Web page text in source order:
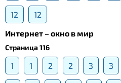
12
12
Интернет – окно в мир
Страница 116
1 1 2 2 3 3